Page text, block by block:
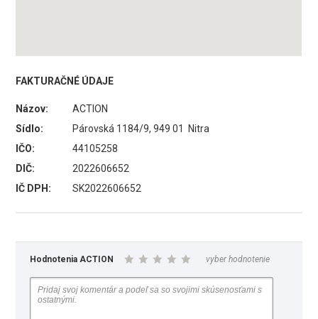
FAKTURAČNÉ ÚDAJE
Názov:
ACTION
Sídlo:
Párovská 1184/9, 949 01 Nitra
IČO:
44105258
DIČ:
2022606652
IČ DPH:
SK2022606652
Hodnotenia ACTION vyber hodnotenie